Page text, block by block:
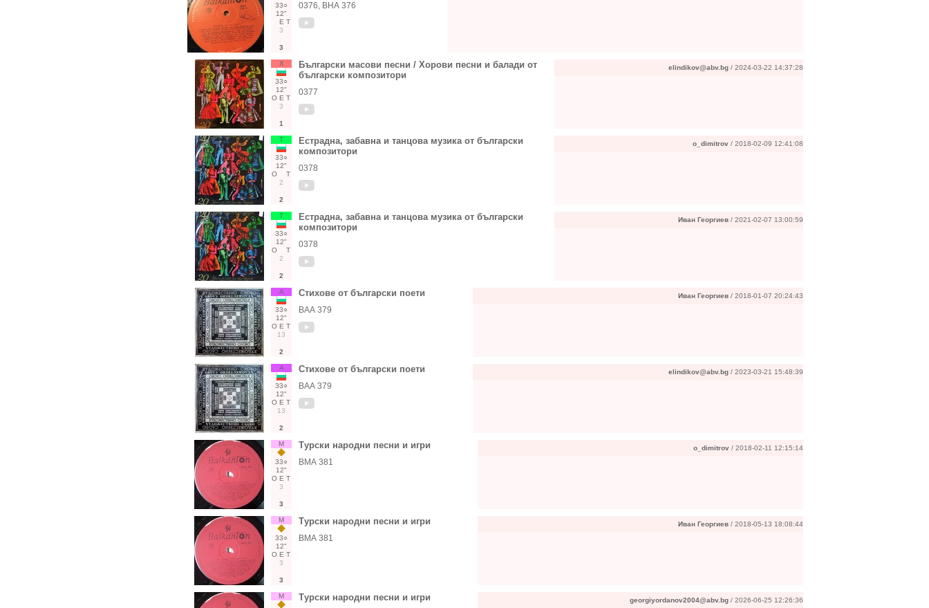
33○
12"
Е Т
3
3
0376, ВНА 376
Х
33○
12"
О Е Т
3
1
Български масови песни / Хорови песни и балади от
български композитори
0377
elindikov@abv.bg / 2024-03-22 14:37:28
Т
33○
12"
О
Т
2
2
Естрадна, забавна и танцова музика от български
композитори
0378
o_dimitrov / 2018-02-09 12:41:08
Т
33○
12"
О
Т
2
2
Естрадна, забавна и танцова музика от български
композитори
0378
Иван Георгиев / 2021-02-07 13:00:59
А
33○
12"
О Е Т
13
2
Стихове от български поети
ВАА 379
Иван Георгиев / 2018-01-07 20:24:43
А
33○
12"
О Е Т
13
2
Стихове от български поети
ВАА 379
elindikov@abv.bg / 2023-03-21 15:48:39
М
33○
12"
О Е Т
3
3
Турски народни песни и игри
ВМА 381
o_dimitrov / 2018-02-11 12:15:14
М
33○
12"
О Е Т
3
3
Турски народни песни и игри
ВМА 381
Иван Георгиев / 2018-05-13 18:08:44
М Турски народни песни и игри georgiyordanov2004@abv.bg / 2026-06-25 12:26:36